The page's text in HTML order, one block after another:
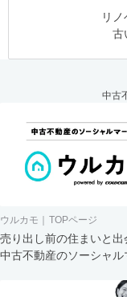
リ
古
中古
ウルカモ｜TOPページ
売り出し前の住まいと出
中古不動産のソーシャル